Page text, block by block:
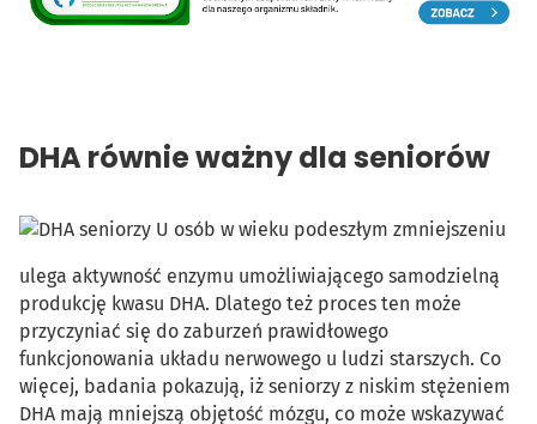
DHA równie ważny dla seniorów
U osób w wieku podeszłym zmniejszeniu
ulega aktywność enzymu umożliwiającego samodzielną
produkcję kwasu DHA. Dlatego też proces ten może
przyczyniać się do zaburzeń prawidłowego
funkcjonowania układu nerwowego u ludzi starszych. Co
więcej, badania pokazują, iż seniorzy z niskim stężeniem
DHA mają mniejszą objętość mózgu, co może wskazywać